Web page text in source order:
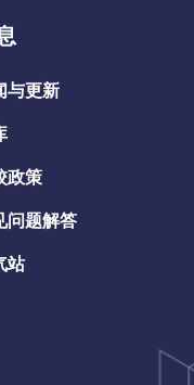
与更新
政策
问题解答
站